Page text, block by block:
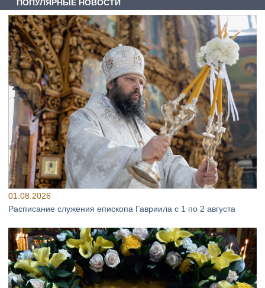
ПОПУЛЯРНЫЕ НОВОСТИ
01.08.2026
Расписание служения епископа Гавриила с 1 по 2 августа